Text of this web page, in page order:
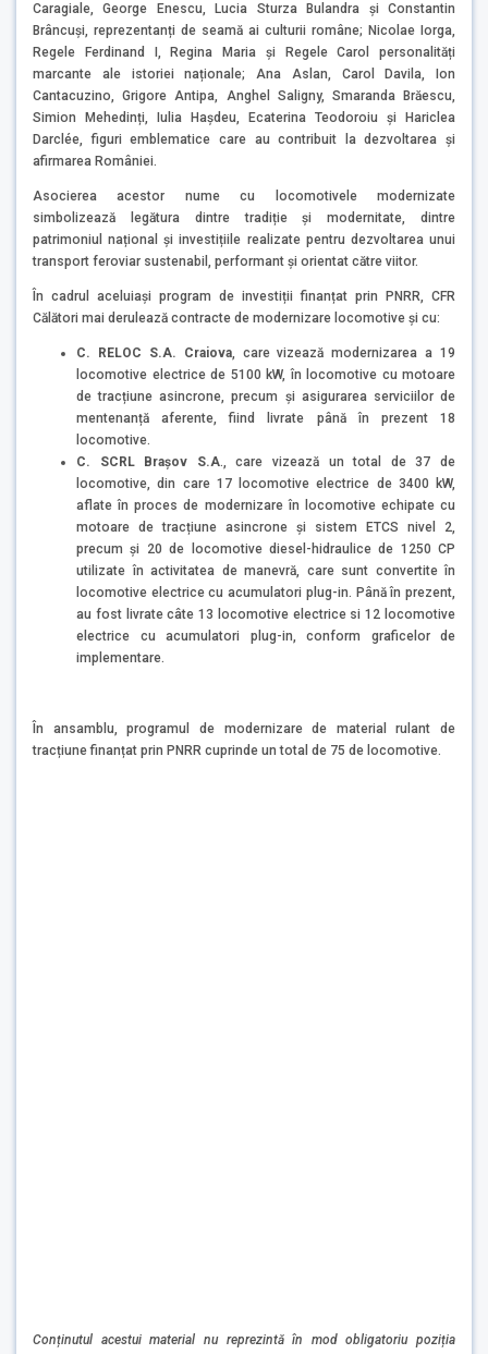
Caragiale, George Enescu, Lucia Sturza Bulandra și Constantin
Brâncuși, reprezentanți de seamă ai culturii române; Nicolae Iorga,
Regele Ferdinand I, Regina Maria și Regele Carol personalități
marcante ale istoriei naționale; Ana Aslan, Carol Davila, Ion
Cantacuzino, Grigore Antipa, Anghel Saligny, Smaranda Brăescu,
Simion Mehedinți, Iulia Hașdeu, Ecaterina Teodoroiu și Hariclea
Darclée, figuri emblematice care au contribuit la dezvoltarea și
afirmarea României.
Asocierea acestor nume cu locomotivele modernizate
simbolizează legătura dintre tradiție și modernitate, dintre
patrimoniul național și investițiile realizate pentru dezvoltarea unui
transport feroviar sustenabil, performant și orientat către viitor.
În cadrul aceluiași program de investiții finanțat prin PNRR, CFR
Călători mai derulează contracte de modernizare locomotive și cu:
C. RELOC S.A. Craiova, care vizează modernizarea a 19
locomotive electrice de 5100 kW, în locomotive cu motoare
de tracțiune asincrone, precum și asigurarea serviciilor de
mentenanță aferente, fiind livrate până în prezent 18
locomotive.
C. SCRL Brașov S.A., care vizează un total de 37 de
locomotive, din care 17 locomotive electrice de 3400 kW,
aflate în proces de modernizare în locomotive echipate cu
motoare de tracțiune asincrone și sistem ETCS nivel 2,
precum și 20 de locomotive diesel-hidraulice de 1250 CP
utilizate în activitatea de manevră, care sunt convertite în
locomotive electrice cu acumulatori plug-in. Până în prezent,
au fost livrate câte 13 locomotive electrice si 12 locomotive
electrice cu acumulatori plug-in, conform graficelor de
implementare.
În ansamblu, programul de modernizare de material rulant de
tracțiune finanțat prin PNRR cuprinde un total de 75 de locomotive.
Conținutul acestui material nu reprezintă în mod obligatoriu poziția